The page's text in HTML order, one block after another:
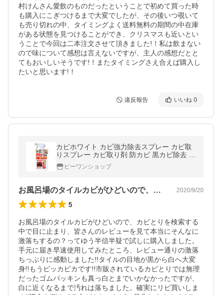
村けんさん愛飲のものだったということで初めて買った時
も購入にこぎつけるまで大変でしたが、その後いつ覗いて
も売り切れの中、タイミングよく送料無料の期間の中在庫
がある状態を見つけることができ、クリスマスも近いとい
うことで今回は二本注文させて頂きました!！私は飲まない
ので味について感想は言えないですが、主人の感想だとと
てもおいしいそうです!！またタイミングさえ合えば購入し
たいと思います!！
違反報告 いいね 0
カビホワイト カビ強力除去スプレー カビ取
りスプレー カビ取り剤 防カビ 黒カビ除去 壁
紙対応 [お風呂・壁紙・土壁・タイル] 450ml
ビーワンショップ
ビーワンショップ
お風呂場のタイルカビがひどいので、カビ… 2020/9/20
5
お風呂場のタイルカビがひどいので、カビとりを検索する
中で目に止まり、皆さんのレビューを見て本当にそんなに
激落ちするの？ってゆう半信半疑で試しに購入しました。
手元に届き早速使用してみたところ、レビュー通りの激落
ちっぷりに感動しました!!タイルの目地が黒から白へ大変
身!!もうピッカピカです!!市販されているカビとりでは無理
だったゴムパッキンも真っ白とまでいかなかったですが、
白に近くなるまで汚れは落ちました。確実にリピ買いしま